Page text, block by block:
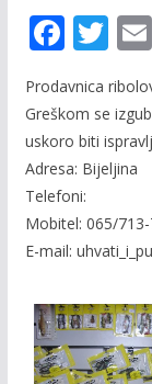
F
e
b
o
o
k
T
w
itt
er
Prodavnica
Greškom se
uskoro biti
Adresa: Bijeljina
Telefoni:
Mobitel: 065/
E-mail: